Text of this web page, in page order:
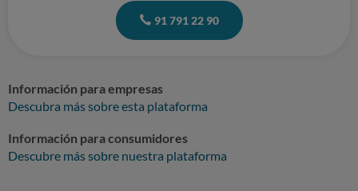
91 791 22 90
Información para empresas
Descubra más sobre esta plataforma
Información para consumidores
Descubre más sobre nuestra plataforma